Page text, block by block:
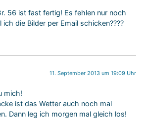
56 ist fast fertig! Es fehlen nur noch
ich die Bilder per Email schicken????
11. September 2013 um 19:09 Uhr
mich!
ist das Wetter auch noch mal
Dann leg ich morgen mal gleich los!